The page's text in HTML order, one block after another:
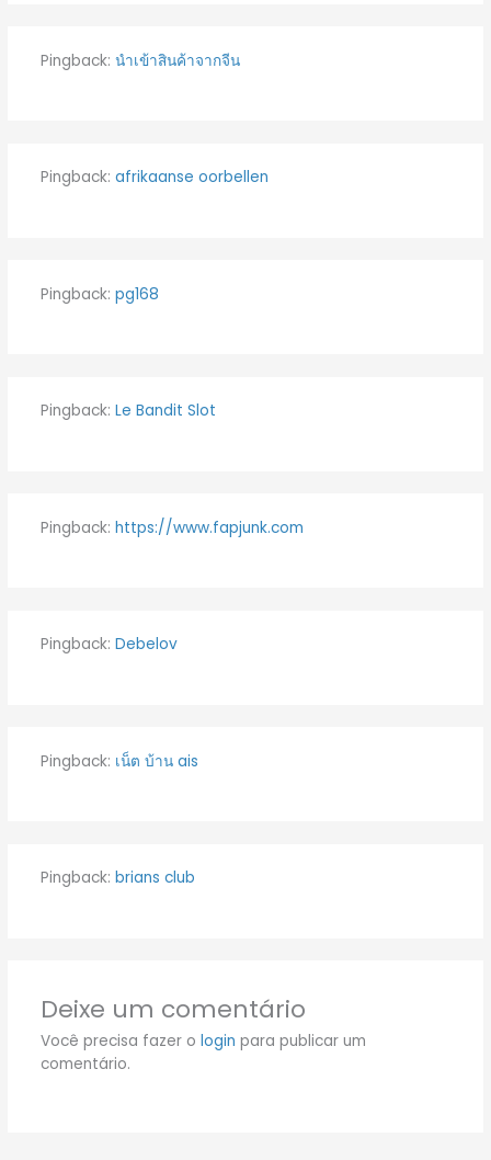
Pingback: นำเข้าสินค้าจากจีน
Pingback: afrikaanse oorbellen
Pingback: pg168
Pingback: Le Bandit Slot
Pingback: https://www.fapjunk.com
Pingback: Debelov
Pingback: เน็ต บ้าน ais
Pingback: brians club
Deixe um comentário
Você precisa fazer o login para publicar um
comentário.